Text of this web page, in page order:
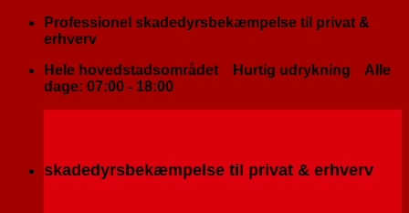
FortsætProfessionel skadedyrsbekæmpelse til privat &
erhverv
Hele hovedstadsområdet
Hurtig udrykning
Alle
dage: 07:00 - 18:00
skadedyrsbekæmpelse til privat & erhverv